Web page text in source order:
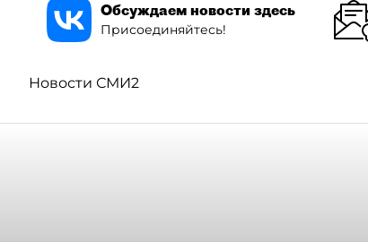
Обсуждаем новости здесь
Присоединяйтесь!
Новости СМИ2